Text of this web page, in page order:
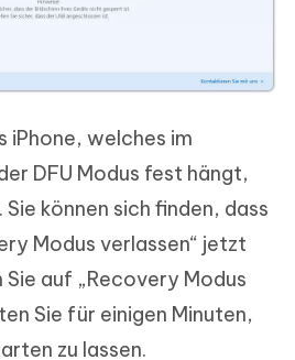
iPhone, welches im
DFU Modus fest hängt,
können sich finden, dass
Modus verlassen“ jetzt
auf „Recovery Modus
Sie für einigen Minuten,
zu lassen.